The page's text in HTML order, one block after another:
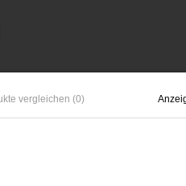
vergleichen (0)